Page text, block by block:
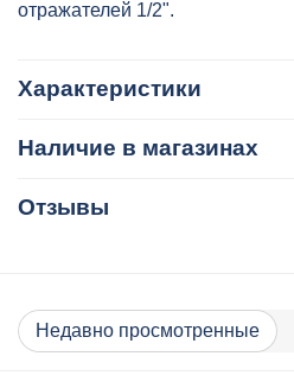
отражателей 1/2".
Характеристики
Наличие в магазинах
Отзывы
Недавно просмотренные